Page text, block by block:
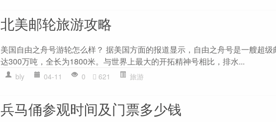
北美邮轮旅游攻略
美国自由之舟号游轮怎么样？ 据美国方面的报道显示，自由之舟号是一艘超
达300万吨，全长为1800米。与世界上最大的开拓精神号相比，排水...
bly 04-11 0 621 旅游
兵马俑参观时间及门票多少钱